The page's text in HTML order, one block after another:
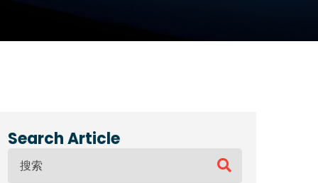
Search Article